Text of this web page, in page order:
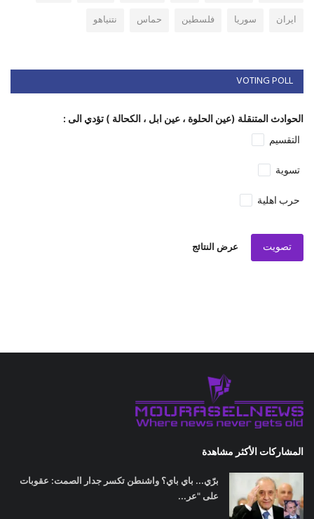
ايران
سوريا فلسطين حماس نتنياهو
VOTING POLL
الحوادث المتنقلة (عين الحلوة ، عين ابل ، الكحالة ) تؤدي الى :
التقسيم
تسوية
حرب اهلية
تصويت عرض النتائج
المشاركات الأكثر مشاهدة
برّي... باي باي؟ واشنطن تكسر جدار الصمت: عقوبات
على "عر...